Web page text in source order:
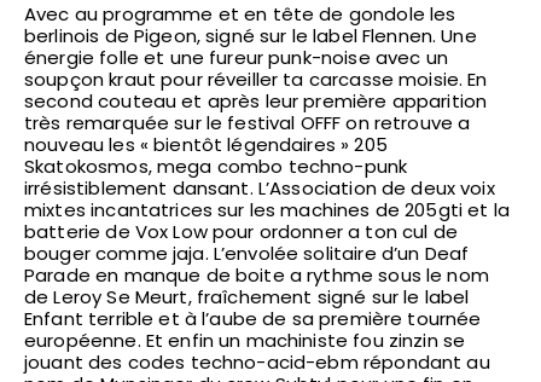
Avec au programme et en tête de gondole les
berlinois de Pigeon, signé sur le label Flennen. Une
énergie folle et une fureur punk-noise avec un
soupçon kraut pour réveiller ta carcasse moisie. En
second couteau et après leur première apparition
très remarquée sur le festival OFFF on retrouve a
nouveau les « bientôt légendaires » 205
Skatokosmos, mega combo techno-punk
irrésistiblement dansant. L’Association de deux voix
mixtes incantatrices sur les machines de 205gti et la
batterie de Vox Low pour ordonner a ton cul de
bouger comme jaja. L’envolée solitaire d’un Deaf
Parade en manque de boite a rythme sous le nom
de Leroy Se Meurt, fraîchement signé sur le label
Enfant terrible et à l’aube de sa première tournée
européenne. Et enfin un machiniste fou zinzin se
jouant des codes techno-acid-ebm répondant au